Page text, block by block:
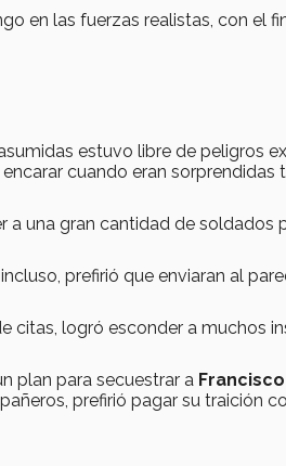
en las fuerzas realistas, con el
estuvo libre de peligros
cuando eran
a una gran cantidad de soldados
prefirió que enviaran al
citas, logró esconder a muchos
plan para secuestrar a
prefirió pagar su traición